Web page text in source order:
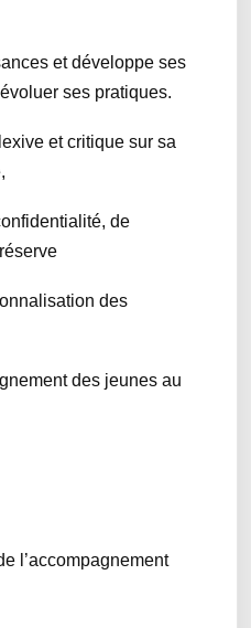
et développe ses
ses pratiques.
et critique sur sa
de
des
des jeunes au
l’accompagnement